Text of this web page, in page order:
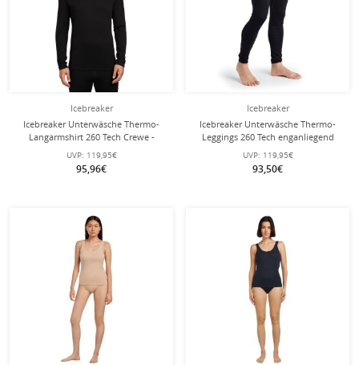
Icebreaker
Icebreaker Unterwäsche Thermo-
Langarmshirt 260 Tech Crewe -
Merinowolle, enganliegend -
schwarz Herren
UVP: 119,95€
95,96€
Icebreaker
Icebreaker Unterwäsche Thermo-
Leggings 260 Tech enganliegend
(Merinowolle) - schwarz Herren
UVP: 119,95€
93,50€